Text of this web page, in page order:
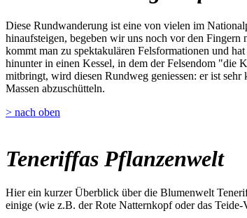
Diese Rundwanderung ist eine von vielen im
hinaufsteigen, begeben wir uns noch vor den
kommt man zu spektakulären Felsformationen und
hinunter in einen Kessel, in dem der Felsendom "die
mitbringt, wird diesen Rundweg geniessen: er ist
Massen abzuschütteln.
> nach oben
Teneriffas Pflanzenwelt
Hier ein kurzer Überblick über die Blumenwelt
einige (wie z.B. der Rote Natternkopf oder das